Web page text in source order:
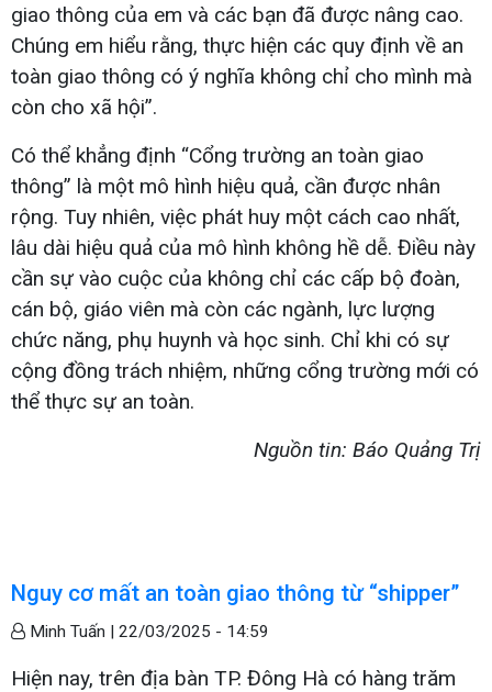
giao thông của em và các bạn đã được nâng cao.
Chúng em hiểu rằng, thực hiện các quy định về an
toàn giao thông có ý nghĩa không chỉ cho mình mà
còn cho xã hội”.
Có thể khẳng định “Cổng trường an toàn giao
thông” là một mô hình hiệu quả, cần được nhân
rộng. Tuy nhiên, việc phát huy một cách cao nhất,
lâu dài hiệu quả của mô hình không hề dễ. Điều này
cần sự vào cuộc của không chỉ các cấp bộ đoàn,
cán bộ, giáo viên mà còn các ngành, lực lượng
chức năng, phụ huynh và học sinh. Chỉ khi có sự
cộng đồng trách nhiệm, những cổng trường mới có
thể thực sự an toàn.
Nguồn tin: Báo Quảng Trị
Nguy cơ mất an toàn giao thông từ “shipper”
Minh Tuấn | 22/03/2025 - 14:59
Hiện nay, trên địa bàn TP. Đông Hà có hàng trăm